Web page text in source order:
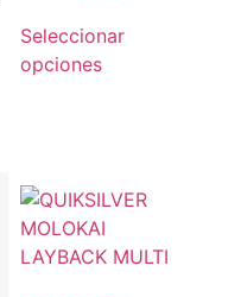
Seleccionar
opciones